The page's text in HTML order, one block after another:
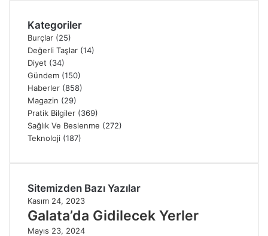
Kategoriler
Burçlar (25)
Değerli Taşlar (14)
Diyet (34)
Gündem (150)
Haberler (858)
Magazin (29)
Pratik Bilgiler (369)
Sağlık Ve Beslenme (272)
Teknoloji (187)
Sitemizden Bazı Yazılar
Kasım 24, 2023
Galata’da Gidilecek Yerler
Mayıs 23, 2024